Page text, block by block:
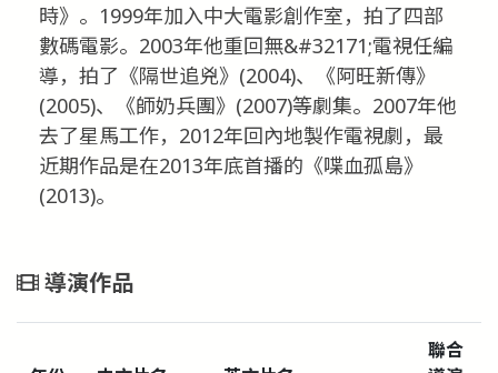
時》。1999年加入中大電影創作室，拍了四部
數碼電影。2003年他重回無&#32171;電視任編
導，拍了《隔世追兇》(2004)、《阿旺新傳》
(2005)、《師奶兵團》(2007)等劇集。2007年他
去了星馬工作，2012年回內地製作電視劇，最
近期作品是在2013年底首播的《喋血孤島》
(2013)。
導演作品
聯合